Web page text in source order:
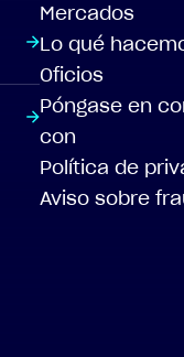
Mercados
Lo qué
Oficios
Póngase en
con
Política de
Aviso sobre